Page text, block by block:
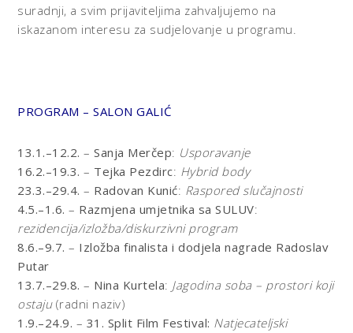
suradnji, a svim prijaviteljima zahvaljujemo na
iskazanom interesu za sudjelovanje u programu.
PROGRAM – SALON GALIĆ
13.1.–12.2. – Sanja Merčep: Usporavanje
16.2.–19.3. – Tejka Pezdirc: Hybrid body
23.3.–29.4. – Radovan Kunić: Raspored slučajnosti
4.5.–1.6. – Razmjena umjetnika sa SULUV:
rezidencija/izložba/diskurzivni program
8.6.–9.7. – Izložba finalista i dodjela nagrade Radoslav
Putar
13.7.–29.8. – Nina Kurtela: Jagodina soba – prostori koji
ostaju(radni naziv)
1.9.–24.9. – 31. Split Film Festival: Natjecateljski